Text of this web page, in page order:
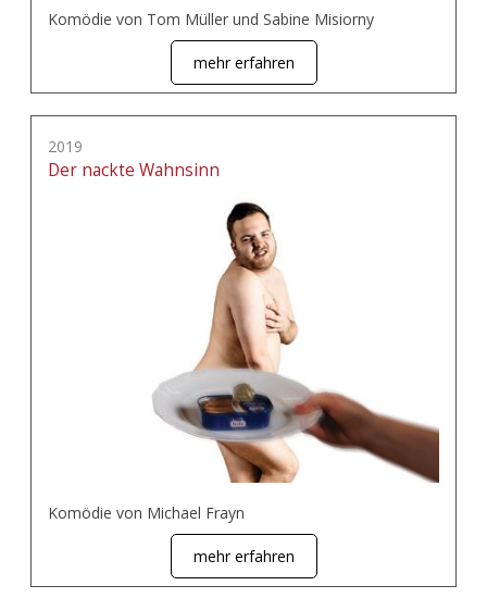
Komödie von Tom Müller und Sabine Misiorny
mehr erfahren
2019
Der nackte Wahnsinn
Komödie von Michael Frayn
mehr erfahren